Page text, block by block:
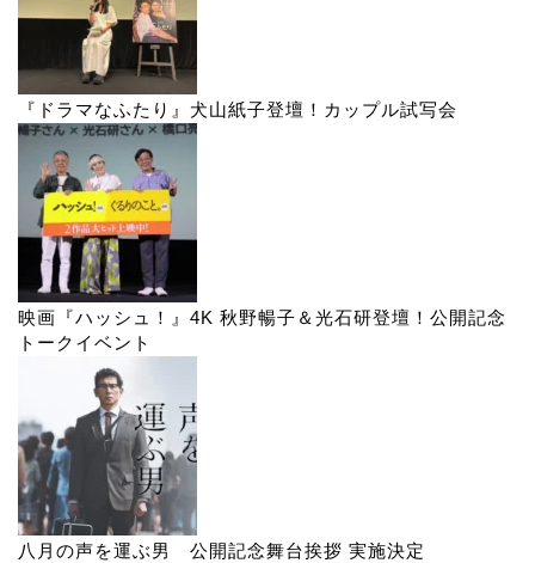
『ドラマなふたり』犬山紙子登壇！カップル試写会
映画『ハッシュ！』4K 秋野暢子＆光石研登壇！公開記念
トークイベント
八月の声を運ぶ男 公開記念舞台挨拶 実施決定